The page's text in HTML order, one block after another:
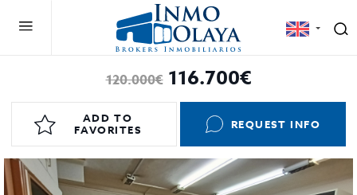
120.000€116.700€
ADD TO
FAVORITES
REQUEST INFO